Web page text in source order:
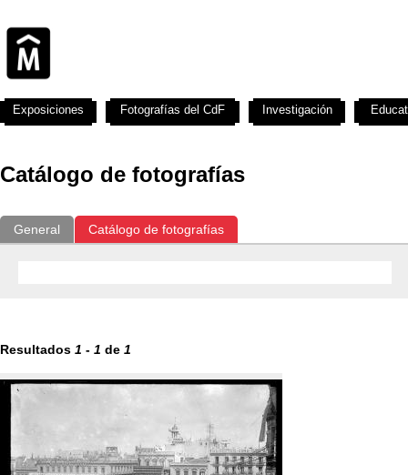
Catálogo de fotografías
General Catálogo de fotografías
Resultados 1 - 1 de 1
Exposiciones Fotografías del CdF Investigación